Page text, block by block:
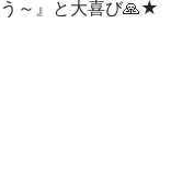
～』と大喜び🙏★